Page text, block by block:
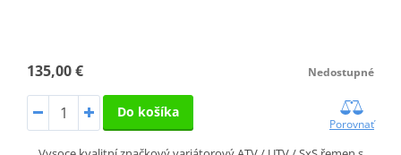
135,00 € Nedostupné
Do košíka
Porovnať